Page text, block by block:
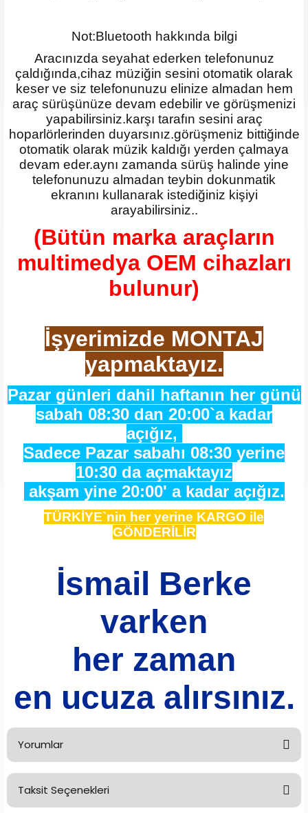
Not:Bluetooth hakkında bilgi
Aracınızda seyahat ederken telefonunuz
çaldığında,cihaz müziğin sesini otomatik olarak
keser ve siz telefonunuzu elinize almadan hem
araç sürüşünüze devam edebilir ve görüşmenizi
yapabilirsiniz.karşı tarafın sesini araç
hoparlörlerinden duyarsınız.görüşmeniz bittiğinde
otomatik olarak müzik kaldığı yerden çalmaya
devam eder.aynı zamanda sürüş halinde yine
telefonunuzu almadan teybin dokunmatik
ekranını kullanarak istediğiniz kişiyi
arayabilirsiniz..
(Bütün marka araçların
multimedya OEM cihazları
bulunur)
İşyerimizde MONTAJ
yapmaktayız.
Pazar günleri dahil haftanın her günü
sabah 08:30 dan 20:00`a kadar
açığız,
Sadece Pazar sabahı 08:30 yerine
10:30 da açmaktayız
akşam yine 20:00' a kadar açığız.
TÜRKİYE`nin her yerine KARGO ile
GÖNDERİLİR
İsmail Berke
varken
her zaman
en ucuza alırsınız.
Yorumlar
Bu ürüne ilk yorumu siz yapın!
Taksit Seçenekleri